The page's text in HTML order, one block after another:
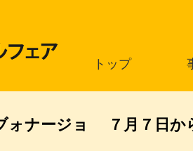
トップ
ォナージョ ７月７日か